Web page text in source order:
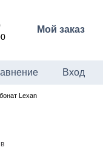
Мой заказ
Вход
Lexan